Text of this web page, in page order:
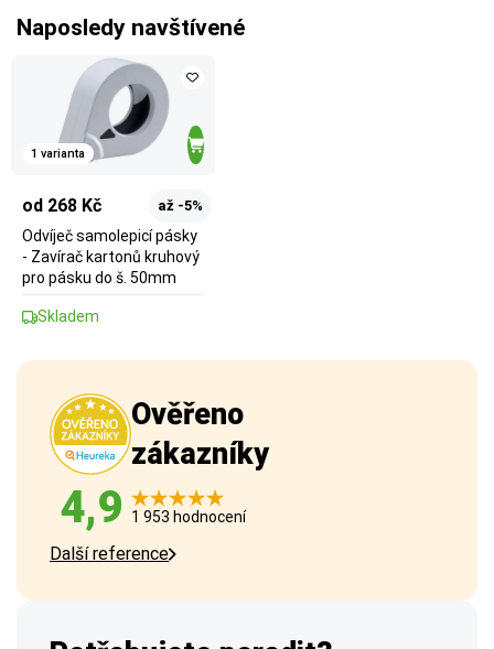
Naposledy navštívené
1 varianta
od 268 Kč až -5%
Odvíječ samolepicí pásky
- Zavírač kartonů kruhový
pro pásku do š. 50mm
Skladem
Ověřeno
zákazníky
4,9 1 953 hodnocení
Další reference